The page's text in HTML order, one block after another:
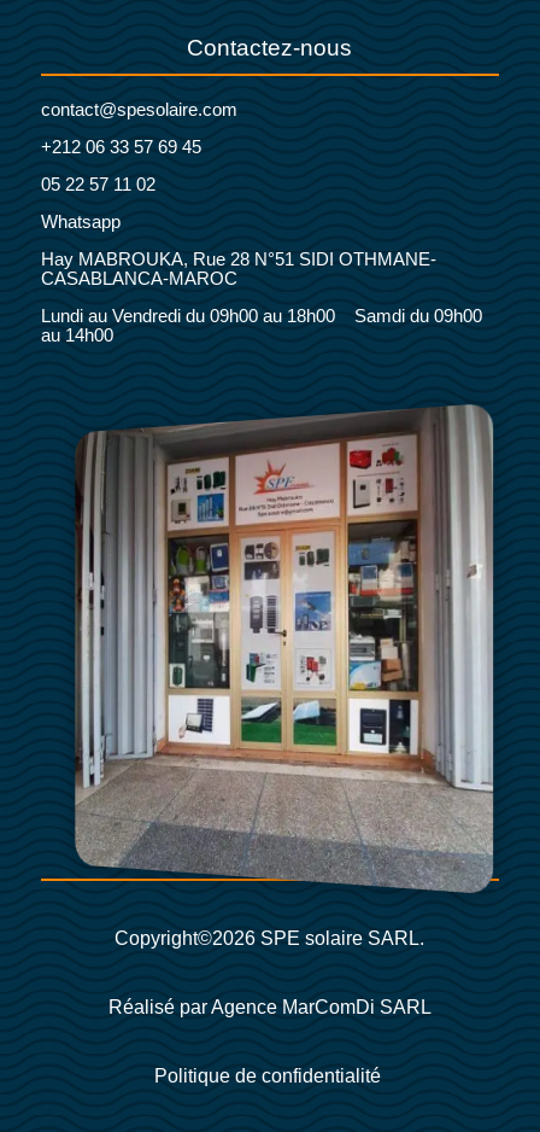
Contactez-nous
contact@spesolaire.com
+212 06 33 57 69 45
05 22 57 11 02
Whatsapp
Hay MABROUKA, Rue 28 N°51 SIDI OTHMANE-
CASABLANCA-MAROC
Lundi au Vendredi du 09h00 au 18h00 Samdi du 09h00
au 14h00
Copyright©2026 SPE solaire SARL.
Réalisé par Agence MarComDi SARL
Politique de confidentialité